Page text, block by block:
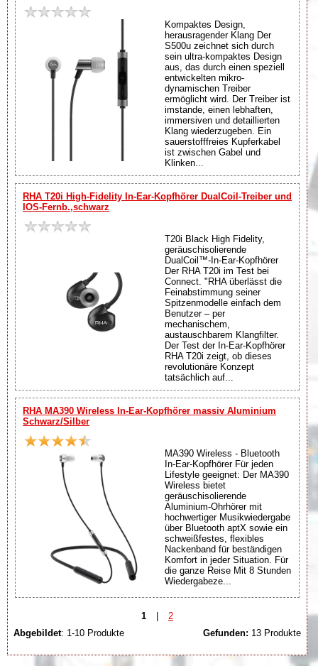
Kompaktes Design,
herausragender Klang Der
S500u zeichnet sich durch
sein ultra-kompaktes Design
aus, das durch einen speziell
entwickelten mikro-
dynamischen Treiber
ermöglicht wird. Der Treiber ist
imstande, einen lebhaften,
immersiven und detaillierten
Klang wiederzugeben. Ein
sauerstofffreies Kupferkabel
ist zwischen Gabel und
Klinken...
RHA T20i High-Fidelity In-Ear-Kopfhörer DualCoil-Treiber und
IOS-Fernb.,schwarz
T20i Black High Fidelity,
geräuschisolierende
DualCoil™-In-Ear-Kopfhörer
Der RHA T20i im Test bei
Connect. "RHA überlässt die
Feinabstimmung seiner
Spitzenmodelle einfach dem
Benutzer – per
mechanischem,
austauschbarem Klangfilter.
Der Test der In-Ear-Kopfhörer
RHA T20i zeigt, ob dieses
revolutionäre Konzept
tatsächlich auf...
RHA MA390 Wireless In-Ear-Kopfhörer massiv Aluminium
Schwarz/Silber
MA390 Wireless - Bluetooth
In-Ear-Kopfhörer Für jeden
Lifestyle geeignet: Der MA390
Wireless bietet
geräuschisolierende
Aluminium-Ohrhörer mit
hochwertiger Musikwiedergabe
über Bluetooth aptX sowie ein
schweißfestes, flexibles
Nackenband für beständigen
Komfort in jeder Situation. Für
die ganze Reise Mit 8 Stunden
Wiedergabeze...
1 |
2
Abgebildet: 1-10 Produkte Gefunden: 13 Produkte